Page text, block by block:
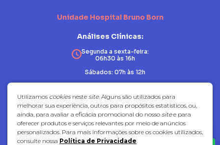
Utilizamos cookiesneste site. Alguns são utilizados para
melhorar sua experiência, outros para propósitos estatísticos, ou,
ainda, para avaliar a eficácia promocional do nosso sitee para
oferecer produtos e serviços relevantes por meio de anúncios
personalizados. Para mais informações sobre os cookies utilizados,
consulte nossa Política de Privacidade.
Unidade Hospital Bruno Born
Análises Clínicas:
Segunda a sexta-feira:
06h30 às 16h
Sábados: 07h às 12h
Patologia:
Segunda a sexta-feira:
07h30 às 17h
Sábados: fechado